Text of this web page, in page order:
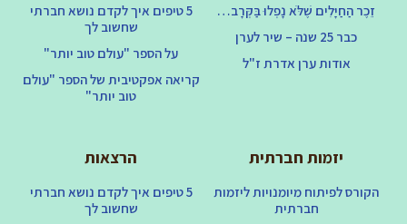
זֵכֶר הַחַיָּלִים שֶׁלֹּא נָפְלוּ בַּקְּרָב…
כבר 25 שנה – שיר לערן
אודות ערן אדרת ז"ל
5 טיפים איך לקדם נושא חברתי
שחשוב לך
על הספר "עולם טוב יותר"
קריאה אפקטיבית של הספר "עולם
טוב יותר"
יזמות חברתית
הקורס לפיתוח מיומנויות ליזמות
חברתית
הרצאות
5 טיפים איך לקדם נושא חברתי
שחשוב לך